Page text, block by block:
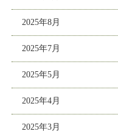
2025年8月
2025年7月
2025年5月
2025年4月
2025年3月